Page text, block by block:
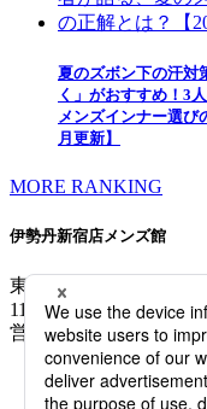
夏のズボン下の汗対
く」がおすすめ！3
メンズインナー選び
月更新】
MORE RANKING
伊勢丹新宿店メンズ館
東京都新宿区新宿3-
1111
営業時間：午前10時～
MAP/ACCESS
FLOOR GUIDE >